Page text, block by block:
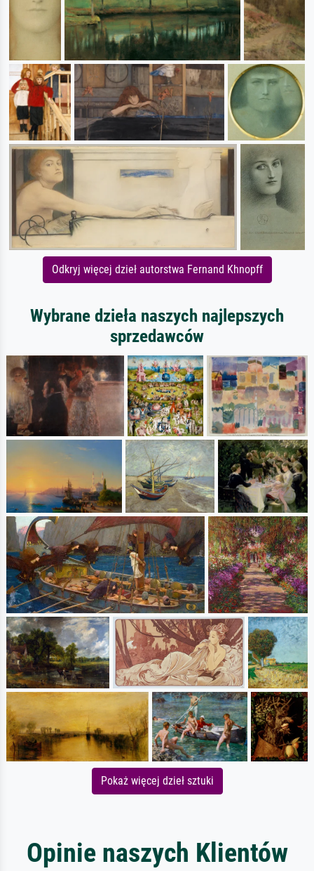
Odkryj więcej dzieł autorstwa Fernand Khnopff
Wybrane dzieła naszych najlepszych
sprzedawców
Pokaż więcej dzieł sztuki
Opinie naszych Klientów